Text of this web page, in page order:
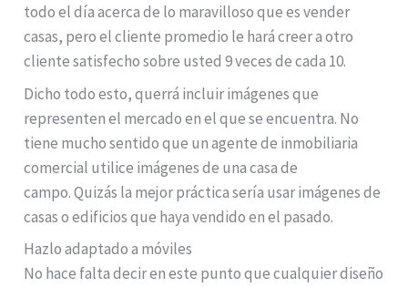
todo el día acerca de lo maravilloso que es vender
casas, pero el cliente promedio le hará creer a otro
cliente satisfecho sobre usted 9 veces de cada 10.
Dicho todo esto, querrá incluir imágenes que
representen el mercado en el que se encuentra. No
tiene mucho sentido que un agente de inmobiliaria
comercial utilice imágenes de una casa de
campo. Quizás la mejor práctica sería usar imágenes de
casas o edificios que haya vendido en el pasado.
Hazlo adaptado a móviles
No hace falta decir en este punto que cualquier diseño